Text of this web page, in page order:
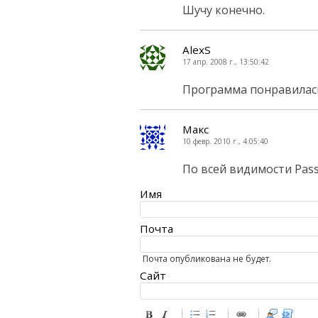
Шучу конечно.
AlexS
17 апр. 2008 г., 13:50:42
Программа
Макс
10 февр. 2010 г., 4:05:40
По всей видимости
Имя
Почта
Почта опубликована не будет.
Сайт
-
-
-